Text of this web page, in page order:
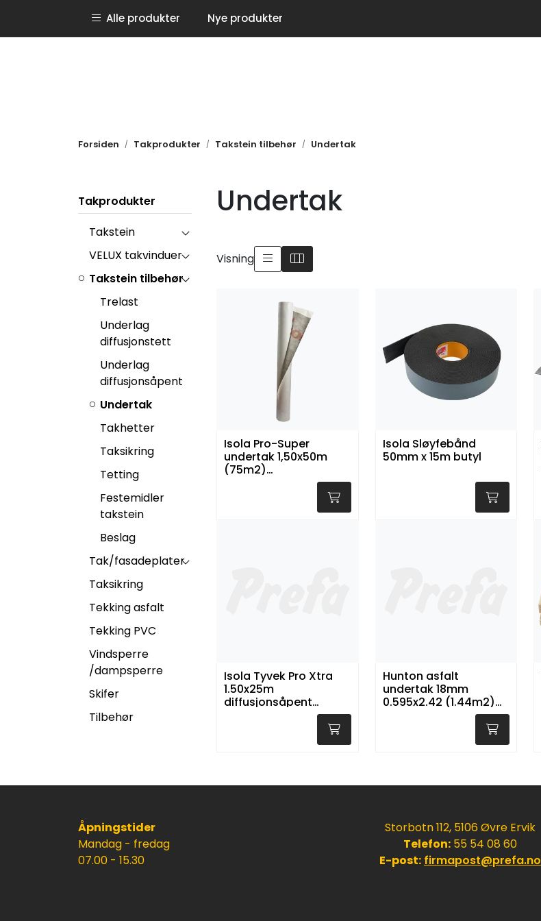
Instagram
Alle produkter Nye produkter
Forsiden Takprodukter Takstein tilbehør Undertak
Takprodukter
Takstein
VELUX takvinduer
Takstein tilbehør
Trelast
Underlag
diffusjonstett
Underlag
diffusjonsåpent
Undertak
Takhetter
Taksikring
Tetting
Festemidler
takstein
Beslag
Tak/fasadeplater
Taksikring
Tekking asfalt
Tekking PVC
Vindsperre
/dampsperre
Skifer
Tilbehør
Undertak
Visning
Isola Pro-Super
undertak 1,50x50m
(75m2)
Isola Sløyfebånd
50mm x 15m butyl
Isola Tyvek Pro Xtra
1.50x25m
diffusjonsåpent
Hunton asfalt
undertak 18mm
0.595x2.42 (1.44m2)
(Utgående artikkel)
Åpningstider
Mandag - fredag
07.00 - 15.30
Storbotn 112, 5106 Øvre Ervik
Telefon: 55 54 08 60
E-post: firmapost@prefa.no